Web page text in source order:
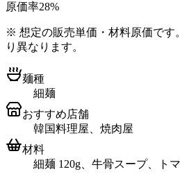
原価率28%
※ 想定の販売単価・材料原価です
り異なります。
麺種
細麺
おすすめ店舗
韓国料理屋、焼肉屋
材料
細麺 120g、牛骨スープ、ト